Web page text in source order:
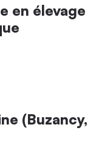
en élevage
(Buzancy,